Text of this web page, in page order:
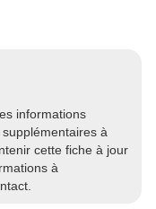
informations
à
cette fiche à jour
à